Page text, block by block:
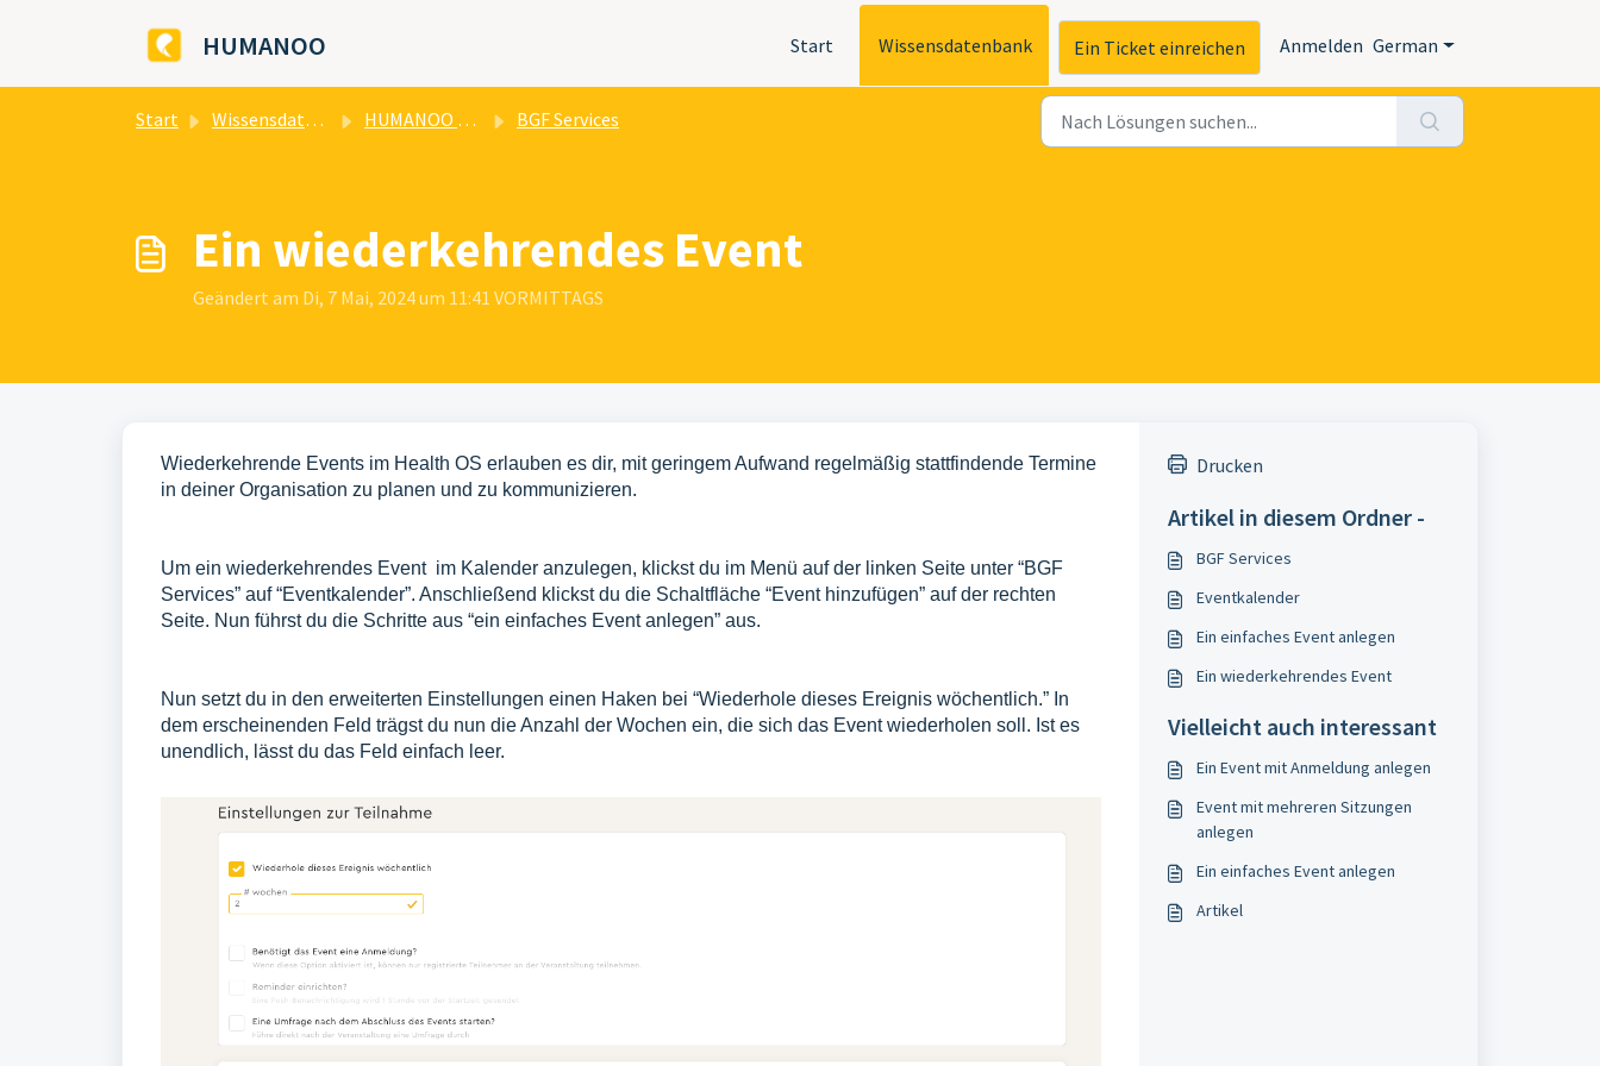
HUMANOO Start Wissensdatenbank Ein Ticket einreichen Anmelden German
Start Wissensdatenbank HUMANOO Health OS BGF Services
Ein wiederkehrendes Event
Geändert am Di, 7 Mai, 2024 um 11:41 VORMITTAGS
Wiederkehrende Events im Health OS erlauben es dir, mit geringem Aufwand regelmäßig stattfindende Termine
in deiner Organisation zu planen und zu kommunizieren.
Um ein wiederkehrendes Event im Kalender anzulegen, klickst du im Menü auf der linken Seite unter “BGF
Services” auf “Eventkalender”. Anschließend klickst du die Schaltfläche “Event hinzufügen” auf der rechten
Seite. Nun führst du die Schritte aus “ein einfaches Event anlegen” aus.
Nun setzt du in den erweiterten Einstellungen einen Haken bei “Wiederhole dieses Ereignis wöchentlich.” In
dem erscheinenden Feld trägst du nun die Anzahl der Wochen ein, die sich das Event wiederholen soll. Ist es
unendlich, lässt du das Feld einfach leer.
Drucken
Artikel in diesem Ordner -
BGF Services
Eventkalender
Ein einfaches Event anlegen
Ein wiederkehrendes Event
Vielleicht auch interessant
Ein Event mit Anmeldung anlegen
Event mit mehreren Sitzungen
anlegen
Ein einfaches Event anlegen
Artikel